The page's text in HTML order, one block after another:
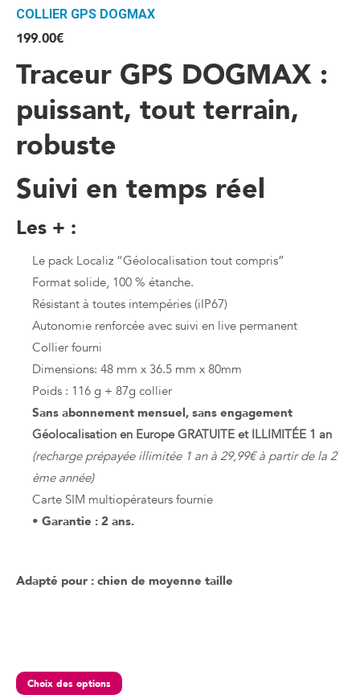
COLLIER GPS DOGMAX
199.00€
Traceur GPS DOGMAX :
puissant, tout terrain,
robuste
Suivi en temps réel
Les + :
Le pack Localiz “Géolocalisation tout compris”
Format solide, 100 % étanche.
Résistant à toutes intempéries (iIP67)
Autonomie renforcée avec suivi en live permanent
Collier fourni
Dimensions: 48 mm x 36.5 mm x 80mm
Poids : 116 g + 87g collier
Sans abonnement mensuel, sans engagement
Géolocalisation en Europe GRATUITE et ILLIMITÉE 1 an
(recharge prépayée illimitée 1 an à 29,99€ à partir de la 2
ème année)
Carte SIM multiopérateurs fournie
• Garantie : 2 ans.
Adapté pour : chien de moyenne taille
Choix des options